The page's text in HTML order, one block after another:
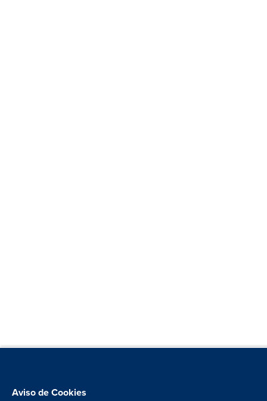
Aviso de Cookies